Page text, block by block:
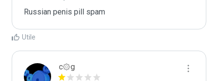
Russian penis pill spam
Utile
c۞g